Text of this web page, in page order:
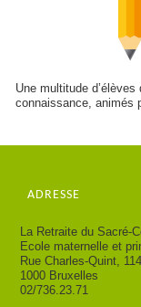
Une multitude
connaissance, animés
ADRESSE
La Retraite du Sacré-
Ecole maternelle et
Rue Charles-Quint, 114
1000 Bruxelles
02/736.23.71